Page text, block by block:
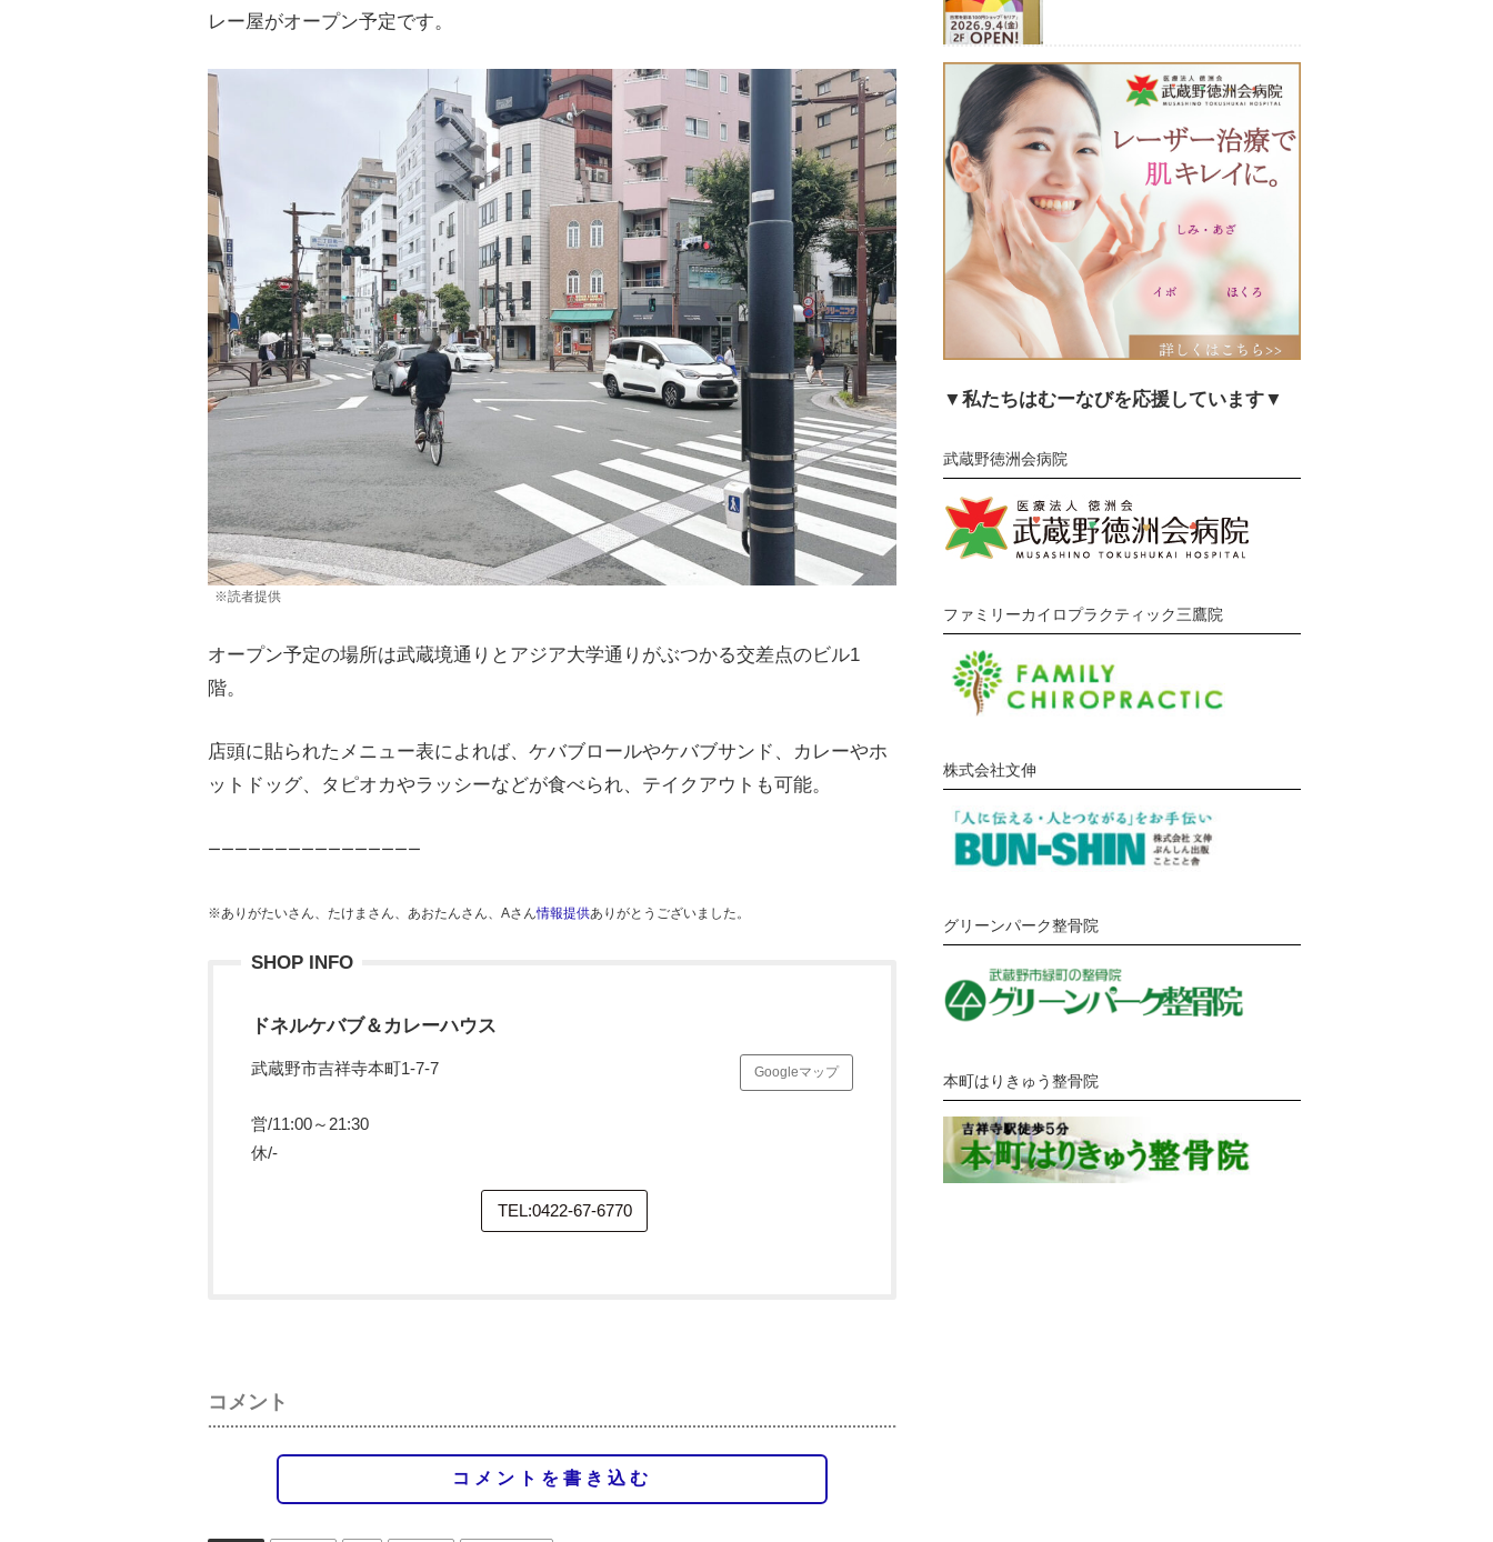
レー屋がオープン予定です。
※読者提供
オープン予定の場所は武蔵境通りとアジア大学通りがぶつかる交差点のビル1
階。
店頭に貼られたメニュー表によれば、ケバブロールやケバブサンド、カレーやホ
ットドッグ、タピオカやラッシーなどが食べられ、テイクアウトも可能。
ーーーーーーーーーーーーーーーー
※ありがたいさん、たけまさん、あおたんさん、Aさん情報提供ありがとうございました。
SHOP INFO
ドネルケバブ＆カレーハウス
Googleマップ
武蔵野市吉祥寺本町1-7-7
営/11:00～21:30
休/-
TEL:0422-67-6770
コメント
コメントを書き込む
▼私たちはむーなびを応援しています▼
武蔵野徳洲会病院
ファミリーカイロプラクティック三鷹院
株式会社文伸
グリーンパーク整骨院
本町はりきゅう整骨院